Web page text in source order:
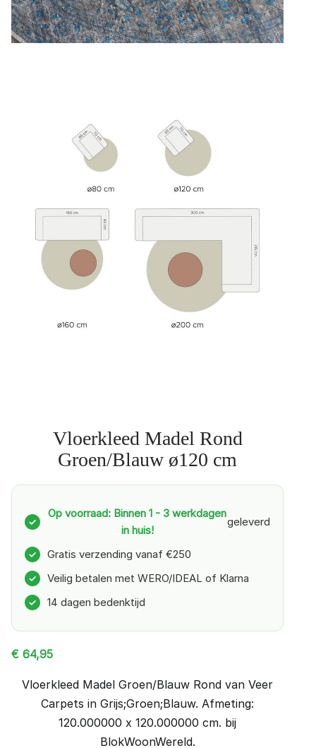
Vloerkleed Madel Rond
Groen/Blauw ø120 cm
✓
Op voorraad: Binnen 1 - 3 werkdagen
in huis!
geleverd
✓ Gratis verzending vanaf €250
✓ Veilig betalen met WERO/IDEAL of Klarna
✓ 14 dagen bedenktijd
€ 64,95
Vloerkleed Madel Groen/Blauw Rond van Veer
Carpets in Grijs;Groen;Blauw. Afmeting:
120.000000 x 120.000000 cm. bij
BlokWoonWereld.